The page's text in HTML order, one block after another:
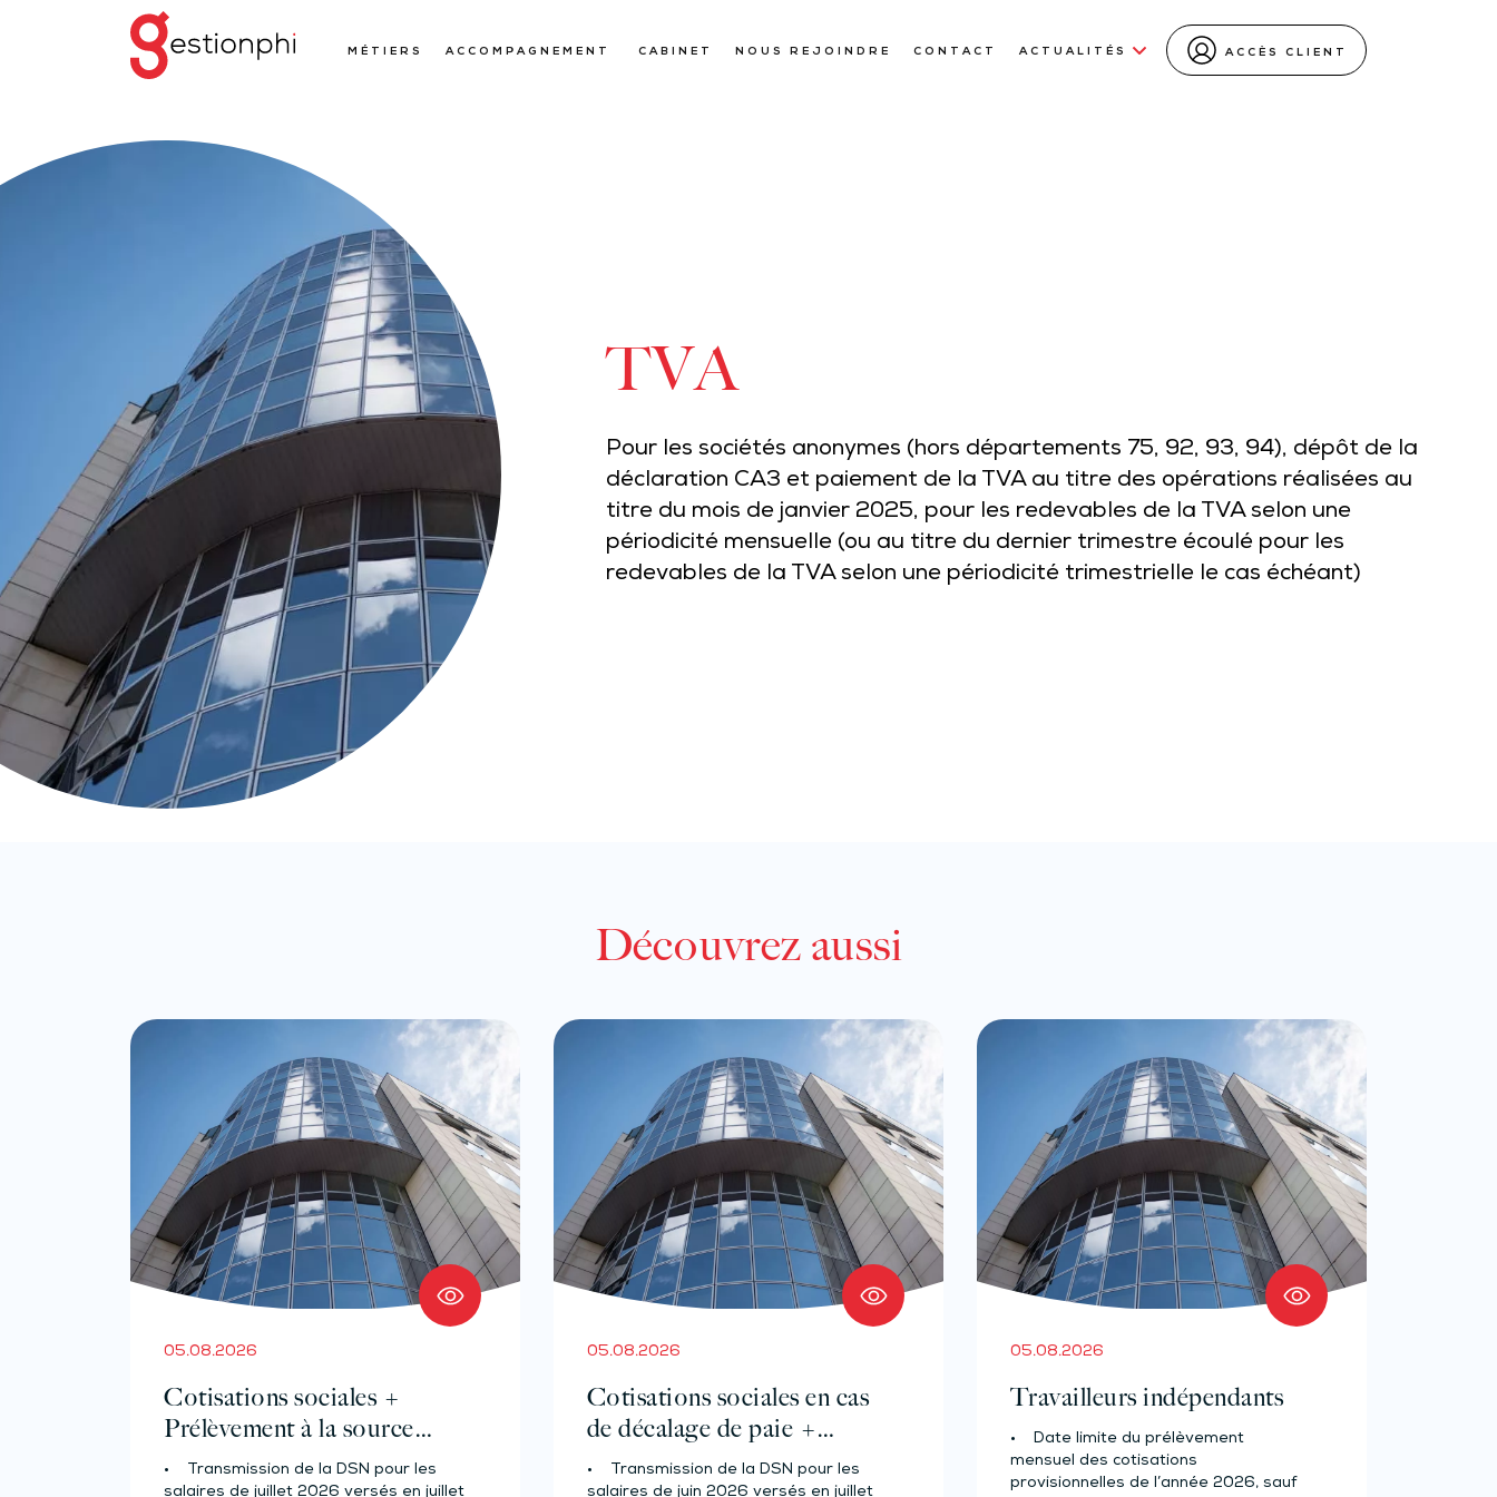
MÉTIERS ACCOMPAGNEMENT CABINET NOUS REJOINDRE CONTACT ACTUALITÉS ACCÈS CLIENT
TVA
Pour les sociétés anonymes (hors départements 75, 92, 93, 94), dépôt de la
déclaration CA3 et paiement de la TVA au titre des opérations réalisées au
titre du mois de janvier 2025, pour les redevables de la TVA selon une
périodicité mensuelle (ou au titre du dernier trimestre écoulé pour les
redevables de la TVA selon une périodicité trimestrielle le cas échéant)
Découvrez aussi
05.08.2026
Cotisations sociales +
Prélèvement à la source
pour les salariés et assimilés
(effectif d’au moins 50
• Transmission de la DSN pour les
salaires de juillet 2026 versés en juillet
05.08.2026
Cotisations sociales en cas
de décalage de paie +
Prélèvement à la source des
salariés et assimilés (effectif
• Transmission de la DSN pour les
salaires de juin 2026 versés en juillet
05.08.2026
Travailleurs indépendants
• Date limite du prélèvement
mensuel des cotisations
provisionnelles de l’année 2026, sauf